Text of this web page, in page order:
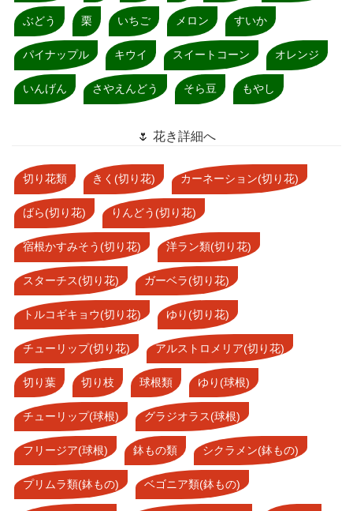
ぶどう 栗 いちご メロン すいか
パイナップル キウイ スイートコーン オレンジ
いんげん さやえんどう そら豆 もやし
🌷 花き詳細へ
切り花類 きく(切り花) カーネーション(切り花)
ばら(切り花) りんどう(切り花)
宿根かすみそう(切り花) 洋ラン類(切り花)
スターチス(切り花) ガーベラ(切り花)
トルコギキョウ(切り花) ゆり(切り花)
チューリップ(切り花) アルストロメリア(切り花)
切り葉 切り枝 球根類 ゆり(球根)
チューリップ(球根) グラジオラス(球根)
フリージア(球根) 鉢もの類 シクラメン(鉢もの)
プリムラ類(鉢もの) ベゴニア類(鉢もの)